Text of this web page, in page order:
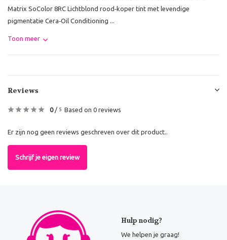
Matrix SoColor 8RC Lichtblond rood‑koper tint met levendige
pigmentatie Cera‑Oil Conditioning ...
Toon meer
Reviews
0/ 5 Based on 0 reviews
Er zijn nog geen reviews geschreven over dit product..
Schrijf je eigen review
Hulp nodig?
We helpen je graag!